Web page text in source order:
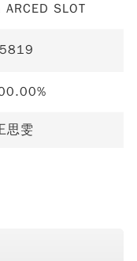
ARCED SLOT
思雯